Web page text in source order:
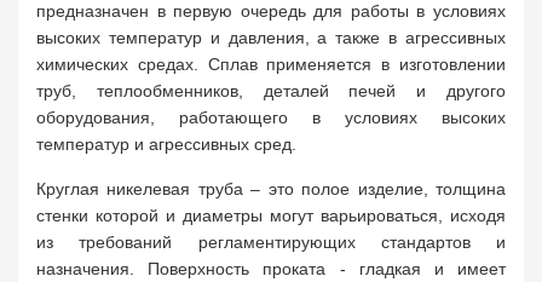
предназначен в первую очередь для работы в условиях
высоких температур и давления, а также в агрессивных
химических средах. Сплав применяется в изготовлении
труб, теплообменников, деталей печей и другого
оборудования, работающего в условиях высоких
температур и агрессивных сред.
Круглая никелевая труба – это полое изделие, толщина
стенки которой и диаметры могут варьироваться, исходя
из требований регламентирующих стандартов и
назначения. Поверхность проката - гладкая и имеет